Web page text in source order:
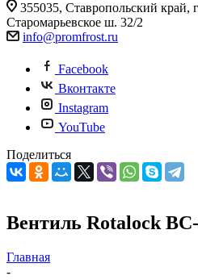
355035, Ставропольский край,
Старомарьевское ш. 32/2
info@promfrost.ru
Facebook
Вконтакте
Instagram
YouTube
Поделиться
Вентиль Rotalock
Главная
-